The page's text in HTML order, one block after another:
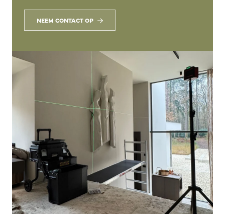
NEEM CONTACT OP